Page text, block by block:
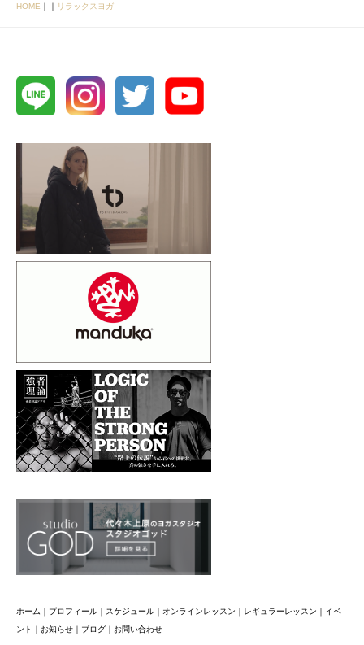
HOME ｜ ｜ リラックスヨガ
ホーム ｜ プロフィール ｜ スケジュール ｜ オンラインレッスン ｜ レギュラーレッスン ｜ イベ
ント ｜ お知らせ ｜ ブログ ｜ お問い合わせ